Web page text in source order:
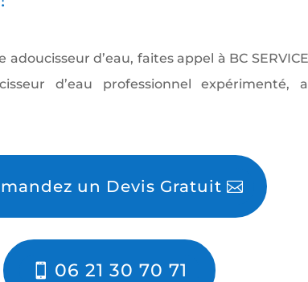
d’eau, faites appel à BC
d’eau professionnel expérimenté,
un Devis Gratuit
06 21 30 70 71